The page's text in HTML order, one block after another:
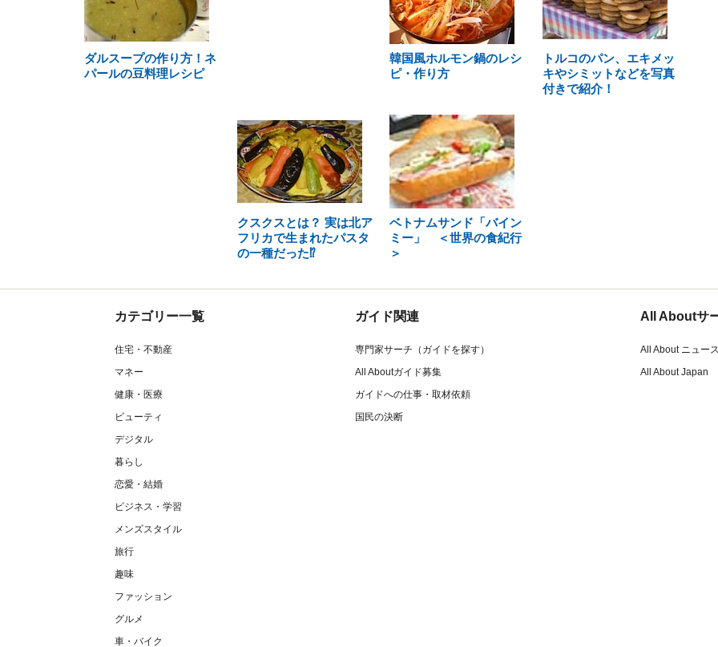
ダルスープの作り方！ネ
パールの豆料理レシピ
韓国風ホルモン鍋のレシ
ピ・作り方
トルコのパン、エキメッ
キやシミットなどを写真
付きで紹介！
クスクスとは？ 実は北ア
フリカで生まれたパスタ
の一種だった⁉
ベトナムサンド「バイン
ミー」 ＜世界の食紀行
＞
カテゴリー一覧
住宅・不動産
マネー
健康・医療
ビューティ
デジタル
暮らし
恋愛・結婚
ビジネス・学習
メンズスタイル
旅行
趣味
ファッション
グルメ
車・バイク
ガイド関連
専門家サーチ（ガイドを探す）
All Aboutガイド募集
ガイドへの仕事・取材依頼
国民の決断
All Aboutサ
All About ニュース
All About Japan